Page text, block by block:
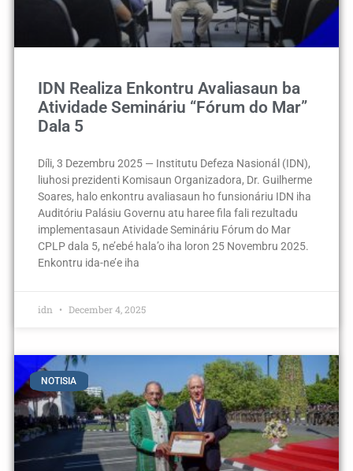
IDN Realiza Enkontru Avaliasaun ba
Atividade Semináriu “Fórum do Mar”
Dala 5
Díli, 3 Dezembru 2025 — Institutu Defeza Nasionál (IDN),
liuhosi prezidenti Komisaun Organizadora, Dr. Guilherme
Soares, halo enkontru avaliasaun ho funsionáriu IDN iha
Auditóriu Palásiu Governu atu haree fila fali rezultadu
implementasaun Atividade Semináriu Fórum do Mar
CPLP dala 5, ne’ebé hala’o iha loron 25 Novembru 2025.
Enkontru ida-ne’e iha
idn December 4, 2025
NOTISIA